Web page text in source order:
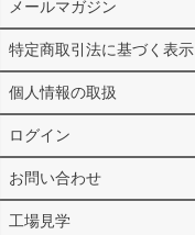
メールマガジン
特定商取引法に基づく表示
個人情報の取扱
ログイン
お問い合わせ
工場見学